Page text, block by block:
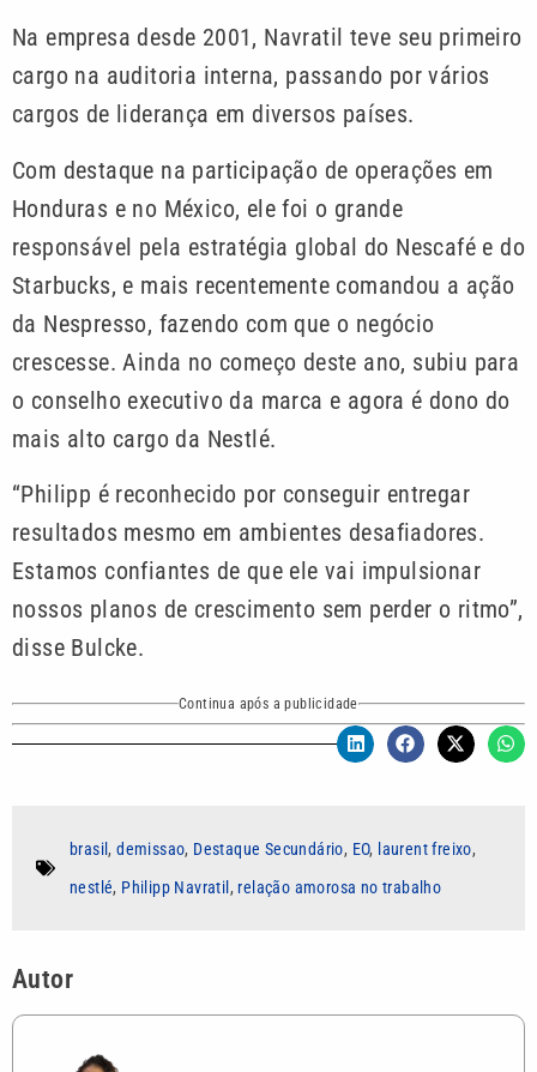
Na empresa desde 2001, Navratil teve seu primeiro
cargo na auditoria interna, passando por vários
cargos de liderança em diversos países.
Com destaque na participação de operações em
Honduras e no México, ele foi o grande
responsável pela estratégia global do Nescafé e do
Starbucks, e mais recentemente comandou a ação
da Nespresso, fazendo com que o negócio
crescesse. Ainda no começo deste ano, subiu para
o conselho executivo da marca e agora é dono do
mais alto cargo da Nestlé.
“Philipp é reconhecido por conseguir entregar
resultados mesmo em ambientes desafiadores.
Estamos confiantes de que ele vai impulsionar
nossos planos de crescimento sem perder o ritmo”,
disse Bulcke.
Continua após a publicidade
brasil,demissao, Destaque Secundário, EO, laurent freixo,
nestlé, Philipp Navratil , relação amorosa no trabalho
Autor